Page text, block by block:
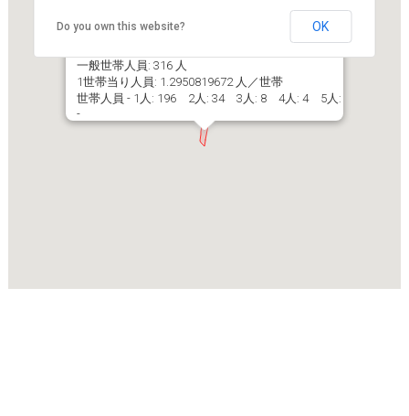
東京都千代田区神田錦町１丁目
一般世帯人員: 316 人
1世帯当り人員: 1.2950819672 人／世帯
世帯人員 - 1人: 196 2人: 34 3人: 8 4人: 4 5人:
-
Do you own this website? OK